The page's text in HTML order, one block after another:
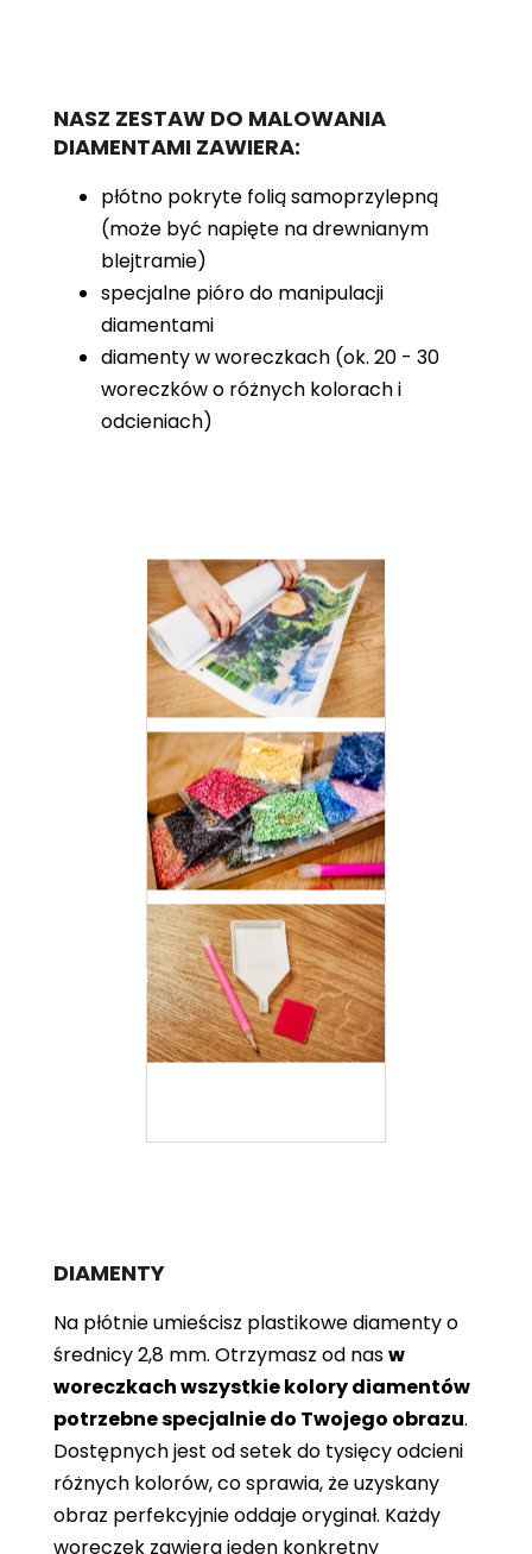
NASZ ZESTAW DO MALOWANIA
DIAMENTAMI ZAWIERA:
płótno pokryte folią samoprzylepną
(może być napięte na drewnianym
blejtramie)
specjalne pióro do manipulacji
diamentami
diamenty w woreczkach (ok. 20 - 30
woreczków o różnych kolorach i
odcieniach)
DIAMENTY
Na płótnie umieścisz plastikowe diamenty o
średnicy 2,8 mm. Otrzymasz od nasw
woreczkach wszystkie kolory diamentów
potrzebne specjalnie do Twojego obrazu.
Dostępnych jest od setek do tysięcy odcieni
różnych kolorów, co sprawia, że ​​uzyskany
obraz perfekcyjnie oddaje oryginał. Każdy
woreczek zawiera jeden konkretny